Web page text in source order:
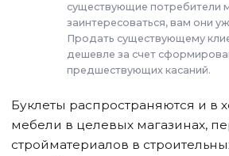
существующие потребители
заинтересоваться, вам они
Продать существующему
дешевле за счет
предшествующих касаний.
Буклеты распространяются и в
мебели в целевых магазинах,
стройматериалов в